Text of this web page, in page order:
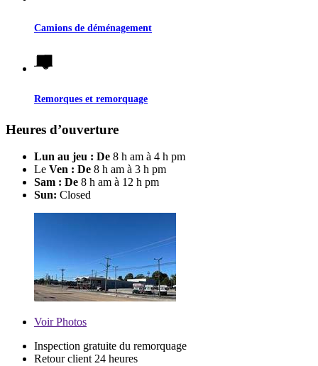
Camions de déménagement
Remorques et remorquage
Heures d’ouverture
Lun au jeu : De 8 h am à 4 h pm
Le Ven : De 8 h am à 3 h pm
Sam : De 8 h am à 12 h pm
Sun: Closed
VoirPhotos
Inspection gratuite du remorquage
Retour client 24 heures